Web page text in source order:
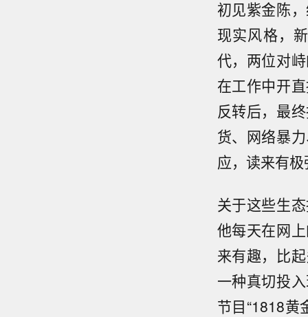
初见紫金陈
现实风格，
代，两位对
在工作中开
反转后，最
货、网络暴
应，读来有
关于这些生
他每天在网
来有趣，比
一种真切投
节目“1818